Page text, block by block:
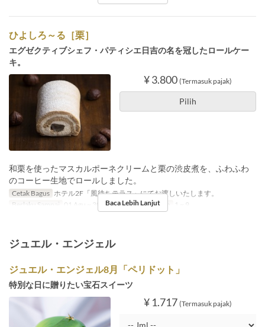
ひよしろ～る［栗］
エグゼクティブシェフ・パティシエ日吉の名を冠したロールケー
キ。
¥ 3.800 (Termasuk pajak)
Pilih
和栗を使ったマスカルポーネクリームと栗の渋皮煮を、ふわふわ
のコーヒー生地でロールしました。
Cetak Bagus ホテル2F「風待ちテラス」にてお渡しいたします。
Berlaku Sampai 01 Agu ~ 30 Sep Limit Pemesanan 1 ~ 9
Baca Lebih Lanjut
ジュエル・エンジェル
ジュエル・エンジェル8月「ペリドット」
特別な日に贈りたい宝石スイーツ
¥ 1.717 (Termasuk pajak)